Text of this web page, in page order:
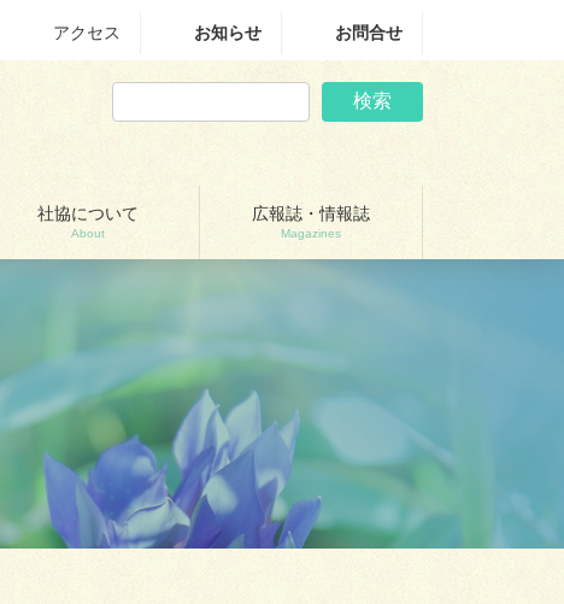
アクセス お知らせ お問合せ
検索
社協について
About
広報誌・情報誌
Magazines